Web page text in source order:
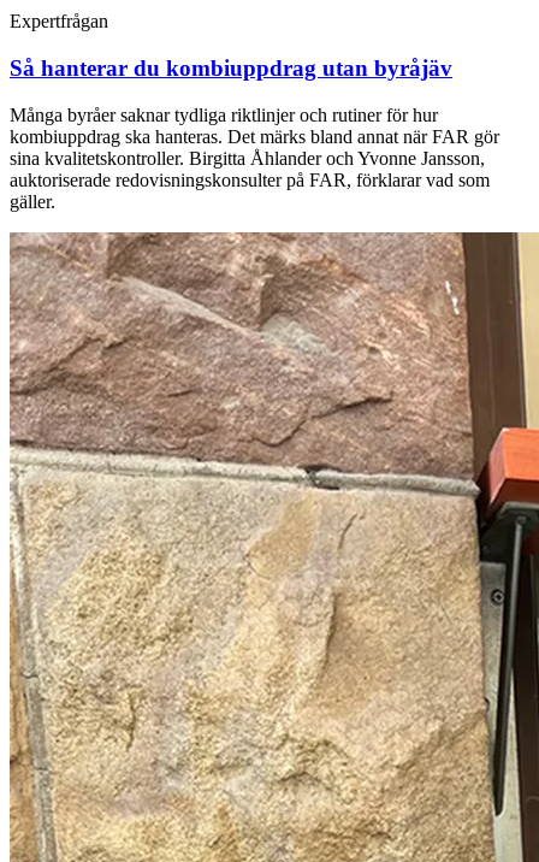
Expertfrågan
Så hanterar du kombiuppdrag utan byråjäv
Många byråer saknar tydliga riktlinjer och rutiner för hur
kombiuppdrag ska hanteras. Det märks bland annat när FAR gör
sina kvalitetskontroller. Birgitta Åhlander och Yvonne Jansson,
auktoriserade redovisningskonsulter på FAR, förklarar vad som
gäller.